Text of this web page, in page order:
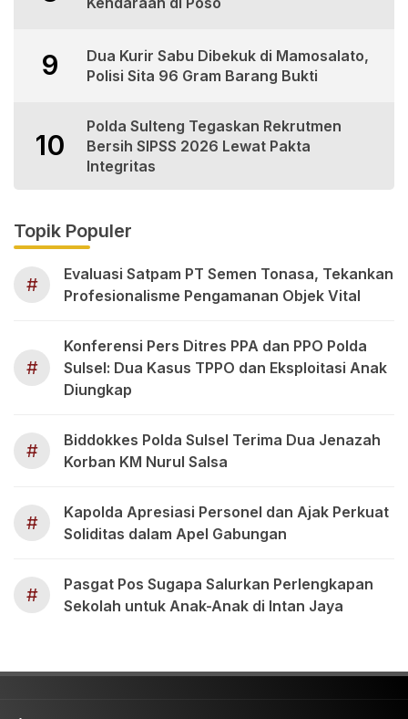
9
Dua Kurir Sabu Dibekuk di Mamosalato,
Polisi Sita 96 Gram Barang Bukti
10
Polda Sulteng Tegaskan Rekrutmen
Bersih SIPSS 2026 Lewat Pakta
Integritas
Topik Populer
#
Evaluasi Satpam PT Semen Tonasa, Tekankan
Profesionalisme Pengamanan Objek Vital
#
Konferensi Pers Ditres PPA dan PPO Polda
Sulsel: Dua Kasus TPPO dan Eksploitasi Anak
Diungkap
#
Biddokkes Polda Sulsel Terima Dua Jenazah
Korban KM Nurul Salsa
#
Kapolda Apresiasi Personel dan Ajak Perkuat
Soliditas dalam Apel Gabungan
#
Pasgat Pos Sugapa Salurkan Perlengkapan
Sekolah untuk Anak-Anak di Intan Jaya